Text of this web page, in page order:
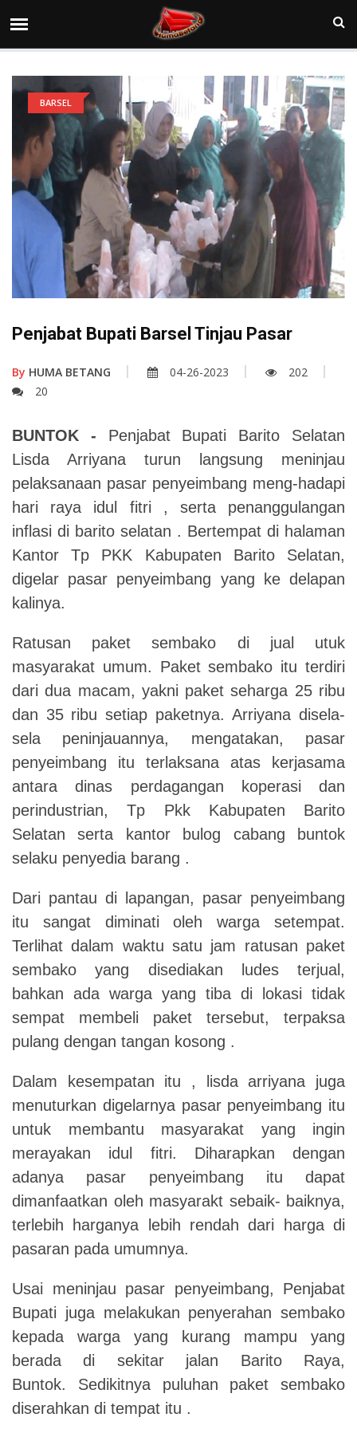
BARSEL
Penjabat Bupati Barsel Tinjau Pasar
By HUMA BETANG 04-26-2023
202
20
BUNTOK - Penjabat Bupati Barito Selatan
Lisda Arriyana turun langsung meninjau
pelaksanaan pasar penyeimbang meng-hadapi
hari raya idul fitri , serta penanggulangan
inflasi di barito selatan . Bertempat di halaman
Kantor Tp PKK Kabupaten Barito Selatan,
digelar pasar penyeimbang yang ke delapan
kalinya.
Ratusan paket sembako di jual utuk
masyarakat umum. Paket sembako itu terdiri
dari dua macam, yakni paket seharga 25 ribu
dan 35 ribu setiap paketnya. Arriyana disela-
sela peninjauannya, mengatakan, pasar
penyeimbang itu terlaksana atas kerjasama
antara dinas perdagangan koperasi dan
perindustrian, Tp Pkk Kabupaten Barito
Selatan serta kantor bulog cabang buntok
selaku penyedia barang .
Dari pantau di lapangan, pasar penyeimbang
itu sangat diminati oleh warga setempat.
Terlihat dalam waktu satu jam ratusan paket
sembako yang disediakan ludes terjual,
bahkan ada warga yang tiba di lokasi tidak
sempat membeli paket tersebut, terpaksa
pulang dengan tangan kosong .
Dalam kesempatan itu , lisda arriyana juga
menuturkan digelarnya pasar penyeimbang itu
untuk membantu masyarakat yang ingin
merayakan idul fitri. Diharapkan dengan
adanya pasar penyeimbang itu dapat
dimanfaatkan oleh masyarakt sebaik- baiknya,
terlebih harganya lebih rendah dari harga di
pasaran pada umumnya.
Usai meninjau pasar penyeimbang, Penjabat
Bupati juga melakukan penyerahan sembako
kepada warga yang kurang mampu yang
berada di sekitar jalan Barito Raya,
Buntok. Sedikitnya puluhan paket sembako
diserahkan di tempat itu .